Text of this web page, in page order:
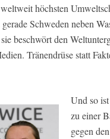
höchsten
Schweden neben
beschwört den
Tränendrüse statt
Und so
zu einer
gegen